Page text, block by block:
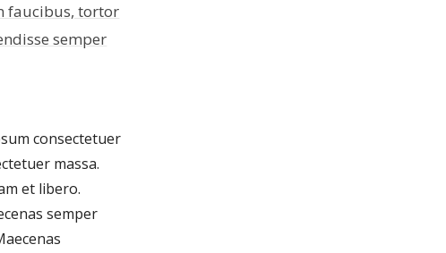
faucibus, tortor
semper
consectetuer
massa.
et libero.
semper